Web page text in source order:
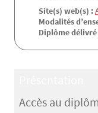
Site(s) web(s) :
Modalités
Diplôme
Accès au